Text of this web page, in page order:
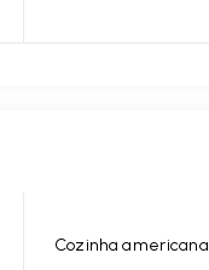
Cozinha americana